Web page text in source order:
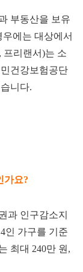
부동산을 보유
에는 대상에서
프리랜서)는 소
건강보험공단
니다.
가요?
과 인구감소지
인 가구를 기준
최대 240만 원,